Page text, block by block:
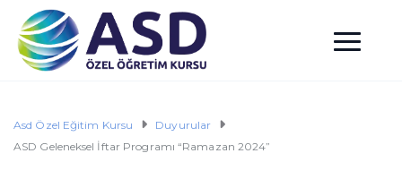
Asd Özel Eğitim Kursu
Duyurular
ASD Geleneksel İftar Programı “Ramazan 2024”